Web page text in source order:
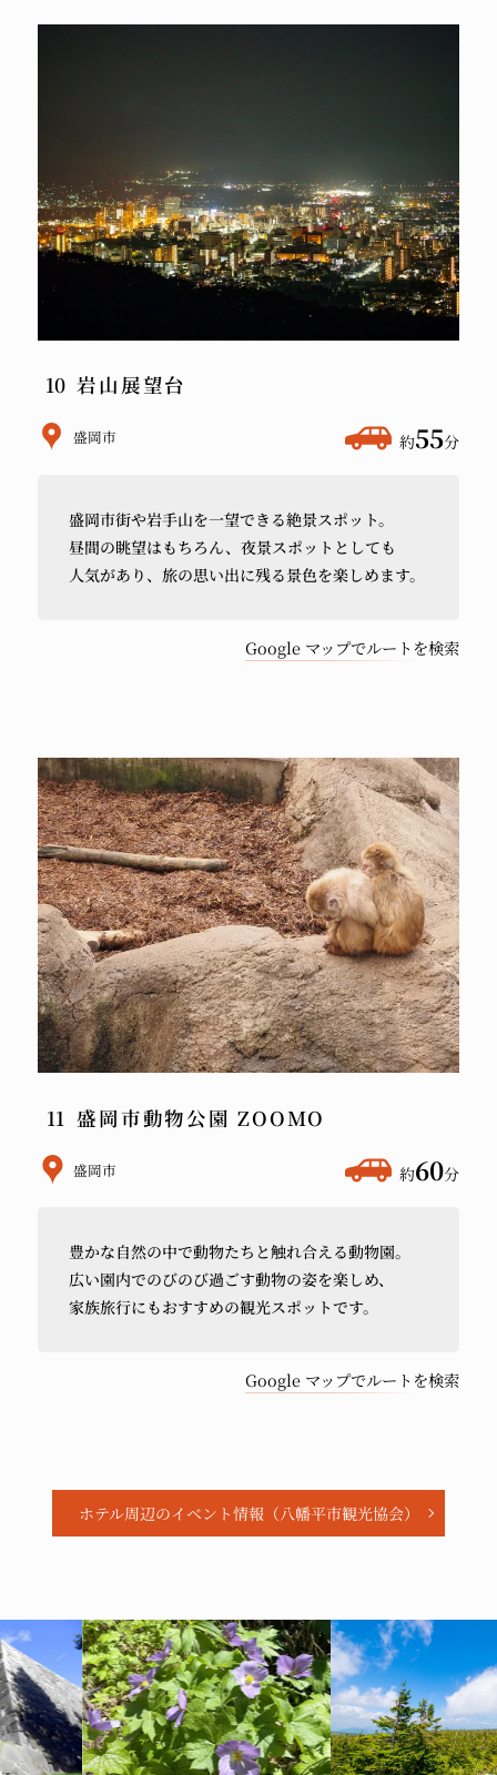
岩山展望台
盛岡市
車
約55分
盛岡市街や岩手山を一望できる絶景スポット。
昼間の眺望はもちろん、夜景スポットとしても
人気があり、旅の思い出に残る景色を楽しめます。
Google マップでルートを検索
盛岡市動物公園 ZOOMO
盛岡市
か
約60分
豊かな自然の中で動物たちと触れ合える動物園。
広い園内でのびのび過ごす動物の姿を楽しめ、
家族旅行にもおすすめの観光スポットです。
Google マップでルートを検索
ホテル周辺のイベント情報 （八幡平市観光協会）